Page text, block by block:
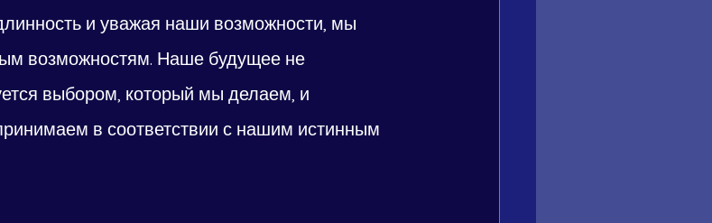
и уважая наши возможности, мы
возможностям. Наше будущее не
выбором, который мы делаем, и
в соответствии с нашим истинным